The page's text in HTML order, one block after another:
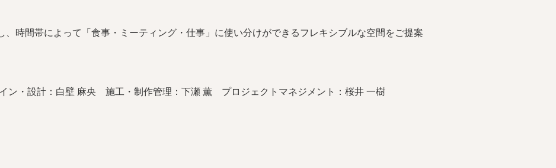
時間帯によって「食事・ミーティング・仕事」に使い分けができるフレキシブルな空間をご提案
ン・設計：白壁 麻央 施工・制作管理：下瀬 薫 プロジェクトマネジメント：桜井 一樹